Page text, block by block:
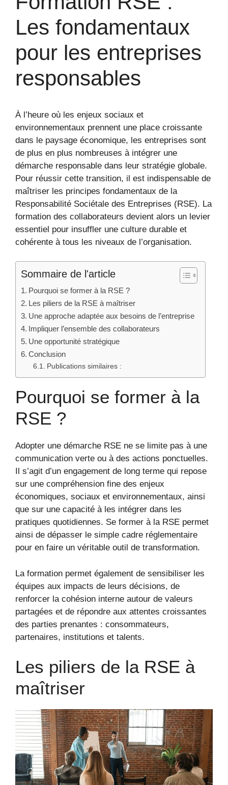
Les fondamentaux
pour les entreprises
responsables
À l’heure où les enjeux sociaux et
environnementaux prennent une place croissante
dans le paysage économique, les entreprises sont
de plus en plus nombreuses à intégrer une
démarche responsable dans leur stratégie globale.
Pour réussir cette transition, il est indispensable de
maîtriser les principes fondamentaux de la
Responsabilité Sociétale des Entreprises (RSE). La
formation des collaborateurs devient alors un levier
essentiel pour insuffler une culture durable et
cohérente à tous les niveaux de l’organisation.
Sommaire de l'article
Pourquoi se former à la RSE ?
Les piliers de la RSE à maîtriser
Une approche adaptée aux besoins de l’entreprise
Impliquer l’ensemble des collaborateurs
Une opportunité stratégique
Conclusion
Publications similaires :
Pourquoi se former à la
RSE ?
Adopter une démarche RSE ne se limite pas à une
communication verte ou à des actions ponctuelles.
Il s’agit d’un engagement de long terme qui repose
sur une compréhension fine des enjeux
économiques, sociaux et environnementaux, ainsi
que sur une capacité à les intégrer dans les
pratiques quotidiennes. Se former à la RSE permet
ainsi de dépasser le simple cadre réglementaire
pour en faire un véritable outil de transformation.
La formation permet également de sensibiliser les
équipes aux impacts de leurs décisions, de
renforcer la cohésion interne autour de valeurs
partagées et de répondre aux attentes croissantes
des parties prenantes : consommateurs,
partenaires, institutions et talents.
Les piliers de la RSE à
maîtriser